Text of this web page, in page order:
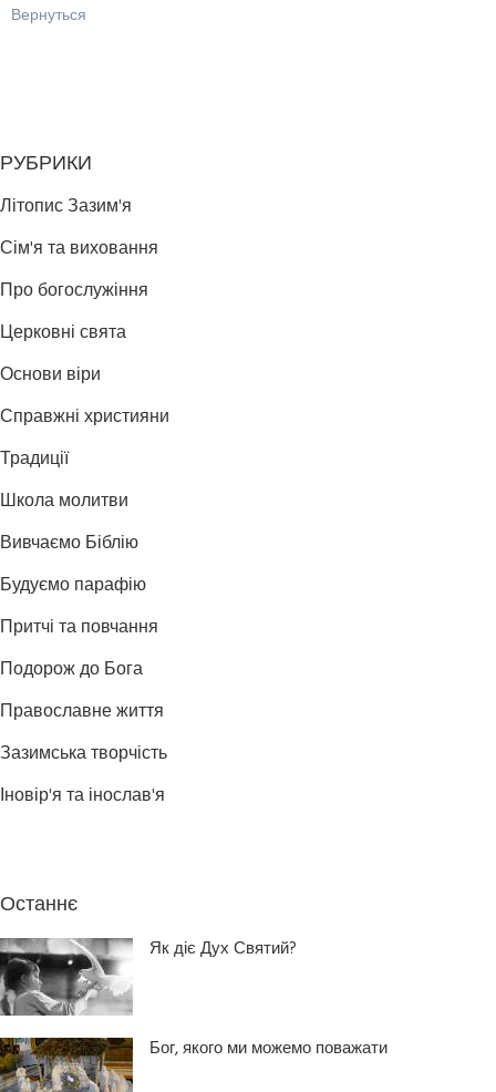
Вернуться
РУБРИКИ
Літопис Зазим'я
Сім'я та виховання
Про богослужіння
Церковні свята
Основи віри
Справжні християни
Традиції
Школа молитви
Вивчаємо Біблію
Будуємо парафію
Притчі та повчання
Подорож до Бога
Православне життя
Зазимська творчість
Іновір'я та інослав'я
Останнє
Як діє Дух Святий?
Бог, якого ми можемо поважати